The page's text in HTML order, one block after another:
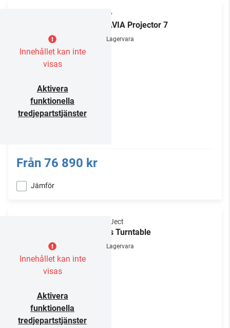
Innehållet kan inte
visas
Aktivera
funktionella
tredjepartstjänster
Sony
BRAVIA Projector 7
Lagervara
Från 76 890 kr
Jämför
Innehållet kan inte
visas
Aktivera
funktionella
tredjepartstjänster
Pro-Ject
Elvis Turntable
Lagervara